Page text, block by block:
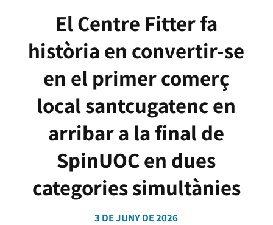
El Centre Fitter fa
història en convertir-se
en el primer comerç
local santcugatenc en
arribar a la final de
SpinUOC en dues
categories simultànies
3 DE JUNY DE 2026